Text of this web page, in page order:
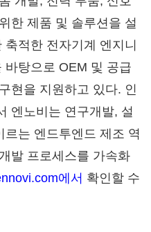
한 제품 및 솔루션을 설
적한 전자기계 엔지니
바탕으로 OEM 및 공급
현을 지원하고 있다. 인
엔노비는 연구개발, 설
는 엔드투엔드 제조 역
발 프로세스를 가속화
에서 확인할 수